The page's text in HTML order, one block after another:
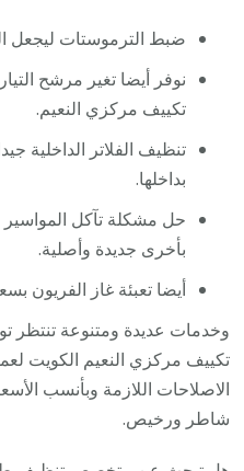
ضبط الترموستات ليجعل
نوفر أيضا تغير مرشح
تكييف مركزي النعيم.
تنظيف الفلاتر الداخلية
بداخلها.
حل مشكلة تآكل المواسير
بأخرى جديدة وأصلية.
أيضا تعبئة غاز الفريون
وخدمات عديدة ومتنوعة تنتظر
تكييف مركزي النعيم الكويت
الاصلاحات اللازمة وبأنسب
شاطر ورخيص.